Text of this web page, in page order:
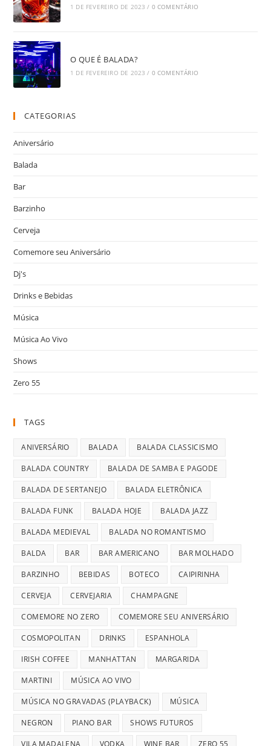
1 DE FEVEREIRO DE 2023 / 0 COMENTÁRIO
O QUE É BALADA?
1 DE FEVEREIRO DE 2023 / 0 COMENTÁRIO
CATEGORIAS
Aniversário
Balada
Bar
Barzinho
Cerveja
Comemore seu Aniversário
Dj's
Drinks e Bebidas
Música
Música Ao Vivo
Shows
Zero 55
TAGS
ANIVERSÁRIO BALADA BALADA CLASSICISMO
BALADA COUNTRY BALADA DE SAMBA E PAGODE
BALADA DE SERTANEJO BALADA ELETRÔNICA
BALADA FUNK BALADA HOJE BALADA JAZZ
BALADA MEDIEVAL BALADA NO ROMANTISMO
BALDA BAR BAR AMERICANO BAR MOLHADO
BARZINHO BEBIDAS BOTECO CAIPIRINHA
CERVEJA CERVEJARIA CHAMPAGNE
COMEMORE NO ZERO COMEMORE SEU ANIVERSÁRIO
COSMOPOLITAN DRINKS ESPANHOLA
IRISH COFFEE MANHATTAN MARGARIDA
MARTINI MÚSICA AO VIVO
MÚSICA NO GRAVADAS (PLAYBACK) MÚSICA
NEGRON PIANO BAR SHOWS FUTUROS